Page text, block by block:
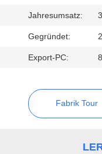
BITTE
ANGEBOT
Jahresumsatz:
Gegründet:
Export-PC:
Fabrik Tour